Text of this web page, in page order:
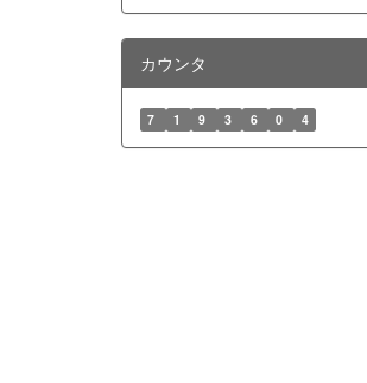
カウンタ
7 1 9 3 6 0 4